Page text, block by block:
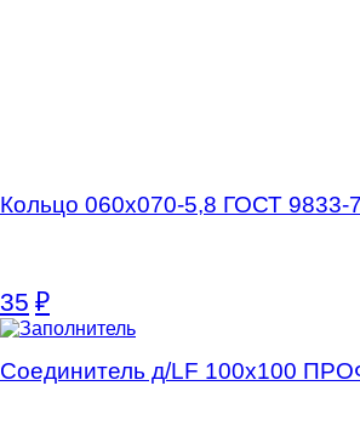
Кольцо 060х070-5,8 ГОСТ 9833-
35 ₽
Соединитель д/LF 100х100